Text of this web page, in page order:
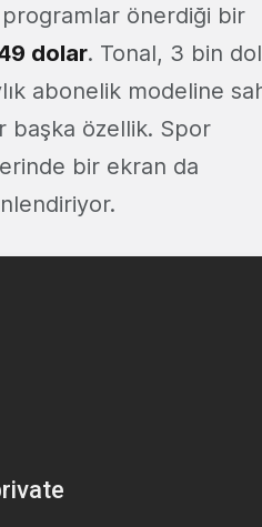
programlar önerdiği bir
dolar. Tonal, 3 bin
abonelik modeline
başka özellik. Spor
bir ekran da